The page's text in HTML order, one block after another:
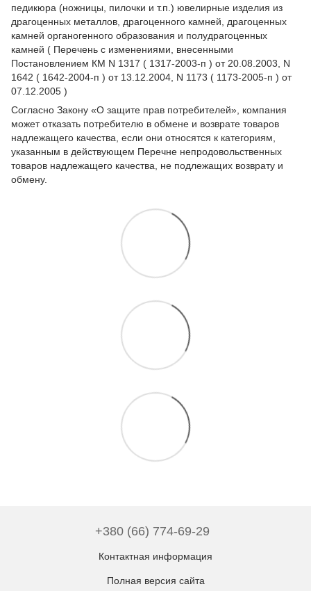
педикюра (ножницы, пилочки и т.п.) ювелирные изделия из
драгоценных металлов, драгоценного камней, драгоценных
камней органогенного образования и полудрагоценных
камней ( Перечень с изменениями, внесенными
Постановлением КМ N 1317 ( 1317-2003-п ) от 20.08.2003, N
1642 ( 1642-2004-п ) от 13.12.2004, N 1173 ( 1173-2005-п ) от
07.12.2005 )
Согласно Закону «О защите прав потребителей» , компания
может отказать потребителю в обмене и возврате товаров
надлежащего качества, если они относятся к категориям,
указанным в действующем Перечне непродовольственных
товаров надлежащего качества, не подлежащих возврату и
обмену.
+380 (66) 774-69-29
Контактная информация
Полная версия сайта